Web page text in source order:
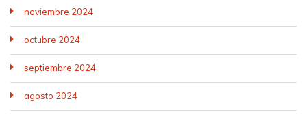
noviembre 2024
octubre 2024
septiembre 2024
agosto 2024